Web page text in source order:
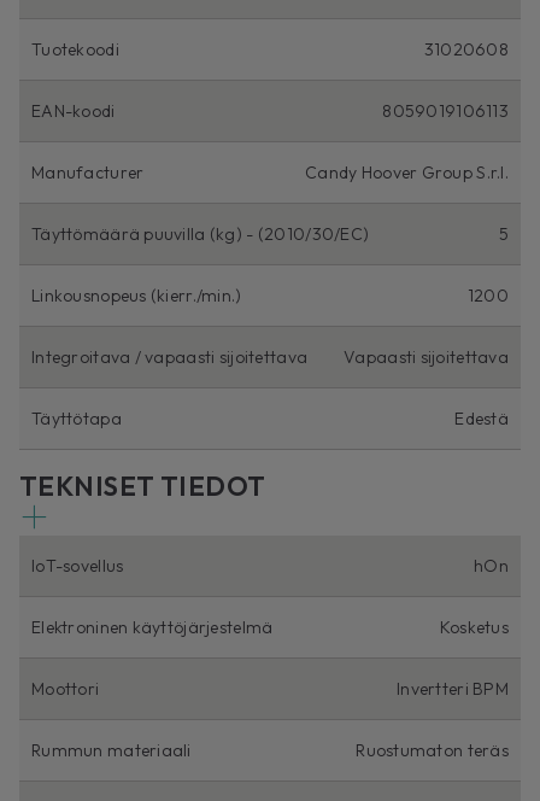
Tuotekoodi 31020608
EAN-koodi 8059019106113
Manufacturer Candy Hoover Group S.r.l.
Täyttömäärä puuvilla (kg) - (2010/30/EC) 5
Linkousnopeus (kierr./min.) 1200
Integroitava / vapaasti sijoitettava Vapaasti sijoitettava
Täyttötapa Edestä
TEKNISET TIEDOT
IoT-sovellus hOn
Elektroninen käyttöjärjestelmä Kosketus
Moottori Invertteri BPM
Rummun materiaali Ruostumaton teräs